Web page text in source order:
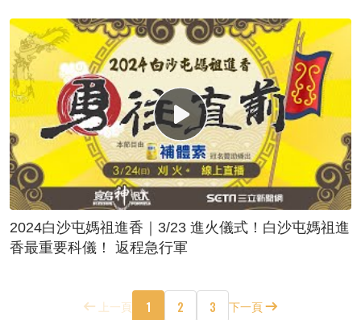
2024白沙屯媽祖進香｜3/23 進火儀式！白沙屯媽祖進
香最重要科儀！ 返程急行軍
上一頁 1 2 3 下一頁